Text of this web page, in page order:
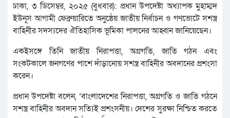
ঢাকা, ৩ ডিসেম্বর, ২০২৫ (বুধবার): প্রধান উপদেষ্টা অধ্যাপক মুহাম্মদ
ইউনূস আগামী ফেব্রুয়ারিতে অনুষ্ঠেয় জাতীয় নির্বাচন ও গণভোটে সশস্ত্র
বাহিনীর সদস্যদের ঐতিহাসিক ভূমিকা পালনের আহ্বান জানিয়েছেন।
একইসঙ্গে তিনি জাতীয় নিরাপত্তা, অগ্রগতি, জাতি গঠন এবং
সংকটকালে জনগণের পাশে দাঁড়ানোয় সশস্ত্র বাহিনীর অবদানের প্রশংসা
করেন।
প্রধান উপদেষ্টা বলেন, ‘বাংলাদেশের নিরাপত্তা, অগ্রগতি ও জাতি গঠনে
সশস্ত্র বাহিনীর অবদান সত্যিই প্রশংসনীয়। দেশের সুরক্ষা নিশ্চিত করতে